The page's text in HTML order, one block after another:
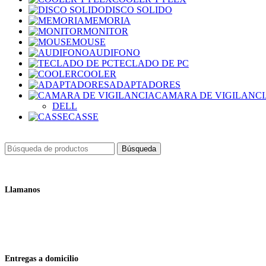
DISCO SOLIDO
MEMORIA
MONITOR
MOUSE
AUDIFONO
TECLADO DE PC
COOLER
ADAPTADORES
CAMARA DE
DELL
CASSE
Búsqueda
Llamanos
Entregas a domicilio